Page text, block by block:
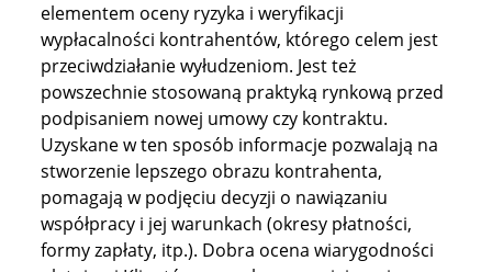
elementem oceny ryzyka i weryfikacji
wypłacalności kontrahentów, którego celem jest
przeciwdziałanie wyłudzeniom. Jest też
powszechnie stosowaną praktyką rynkową przed
podpisaniem nowej umowy czy kontraktu.
Uzyskane w ten sposób informacje pozwalają na
stworzenie lepszego obrazu kontrahenta,
pomagają w podjęciu decyzji o nawiązaniu
współpracy i jej warunkach (okresy płatności,
formy zapłaty, itp.). Dobra ocena wiarygodności